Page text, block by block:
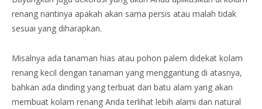
renang nantinya apakah akan sama persis atau malah tidak
sesuai yang diharapkan.
Misalnya ada tanaman hias atau pohon palem didekat kolam
renang kecil dengan tanaman yang menggantung di atasnya,
bahkan ada dinding yang terbuat dari batu alam yang akan
membuat kolam renang Anda terlihat lebih alami dan natural